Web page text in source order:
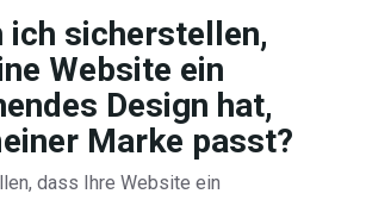
ich sicherstellen,
Website ein
Design hat,
Marke passt?
dass Ihre Website ein